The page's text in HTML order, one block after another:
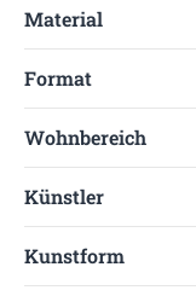
Material
Format
Wohnbereich
Künstler
Kunstform